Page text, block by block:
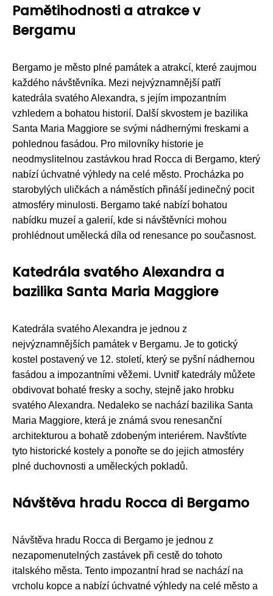
Pamětihodnosti a atrakce v
Bergamu
Bergamo je město plné památek a atrakcí, které zaujmou
každého návštěvníka. Mezi nejvýznamnější patří
katedrála svatého Alexandra, s jejím impozantním
vzhledem a bohatou historií. Další skvostem je bazilika
Santa Maria Maggiore se svými nádhernými freskami a
pohlednou fasádou. Pro milovníky historie je
neodmyslitelnou zastávkou hrad Rocca di Bergamo, který
nabízí úchvatné výhledy na celé město. Procházka po
starobylých uličkách a náměstích přináší jedinečný pocit
atmosféry minulosti. Bergamo také nabízí bohatou
nabídku muzeí a galerií, kde si návštěvníci mohou
prohlédnout umělecká díla od renesance po současnost.
Katedrála svatého Alexandra a
bazilika Santa Maria Maggiore
Katedrála svatého Alexandra je jednou z
nejvýznamnějších památek v Bergamu. Je to gotický
kostel postavený ve 12. století, který se pyšní nádhernou
fasádou a impozantními věžemi. Uvnitř katedrály můžete
obdivovat bohaté fresky a sochy, stejně jako hrobku
svatého Alexandra. Nedaleko se nachází bazilika Santa
Maria Maggiore, která je známá svou renesanční
architekturou a bohatě zdobeným interiérem. Navštívte
tyto historické kostely a ponořte se do jejich atmosféry
plné duchovnosti a uměleckých pokladů.
Návštěva hradu Rocca di Bergamo
Návštěva hradu Rocca di Bergamo je jednou z
nezapomenutelných zastávek při cestě do tohoto
italského města. Tento impozantní hrad se nachází na
vrcholu kopce a nabízí úchvatné výhledy na celé město a